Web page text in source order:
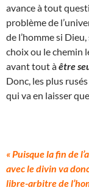
avance à tout
problème de
de l’homme si
choix ou le chemin
avant tout àêtre
Donc, les plus
qui va en laisser
« Puisque la fin de
avec le divin va
libre-arbitre de